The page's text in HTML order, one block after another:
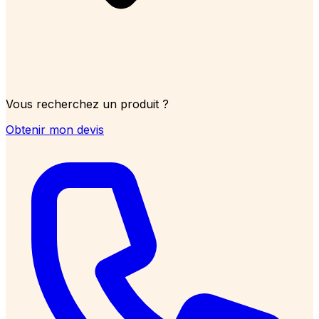
Vous recherchez un produit ?
Obtenir mon devis